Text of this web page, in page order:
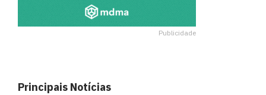
Publicidade
Principais Notícias